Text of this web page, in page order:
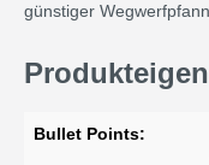
günstiger
Bullet Points: